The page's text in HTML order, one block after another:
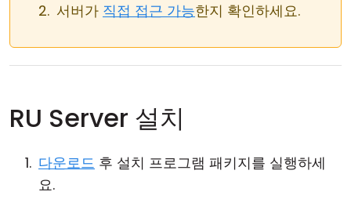
서버가 직접 접근 가능한지 확인하세요.
RU Server 설치
다운로드 후 설치 프로그램 패키지를 실행하세
요.